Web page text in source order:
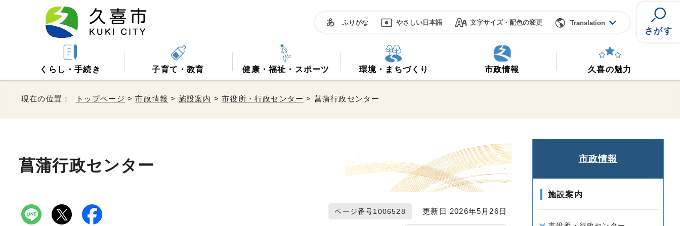
ふりがな やさしい日本語 文字サイズ・配色の変更 Translation
さがす
くらし・手続き 子育て・教育 健康・福祉・スポーツ 環境・まちづくり 市政情報 久喜の魅力
現在の位置： トップページ >市政情報 > 施設案内 >市役所・行政センター > 菖蒲行政センター
菖蒲行政センター
ページ番号1006528 更新日 2026年5月26日
市政情報
施設案内